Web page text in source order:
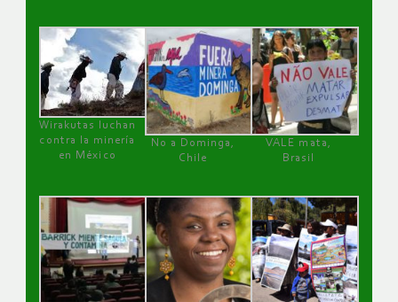
Wirakutas luchan
contra la minería
en México
No a Dominga,
Chile
VALE mata,
Brasil